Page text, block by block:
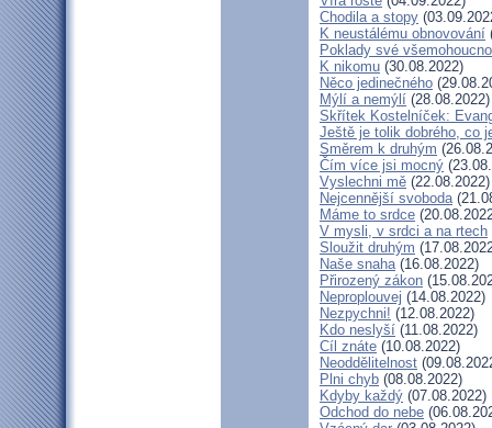
Chodila a stopy
K neustálému obnovování
Poklady své
K nikomu (30.08.2022)
Něco jedinečného
Mýlí a nemýlí (28.08.2022)
Skřítek Kostelníček:
Ještě je tolik dobrého, co
Směrem k druhým
Čím více jsi mocný
Vyslechni mě (22.08.2022)
Nejcennější svoboda
Máme to srdce
V mysli, v srdci a na rtech
Sloužit druhým
Naše snaha(16.08.2022)
Přirozený zákon
Neproplouvej (14.08.2022)
Nezpychni! (12.08.2022)
Kdo neslyší (11.08.2022)
Cíl znáte (10.08.2022)
Neoddělitelnost
Plni chyb (08.08.2022)
Kdyby každý (07.08.2022)
Odchod do nebe